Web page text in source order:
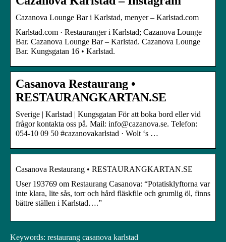
Cazanova Lounge Bar i Karlstad, menyer – Karlstad.com
Karlstad.com · Restauranger i Karlstad; Cazanova Lounge
Bar. Cazanova Lounge Bar – Karlstad. Cazanova Lounge
Bar. Kungsgatan 16 • Karlstad.
Casanova Restaurang •
RESTAURANGKARTAN.SE
Sverige | Karlstad | Kungsgatan För att boka bord eller vid
frågor kontakta oss på. Mail: info@cazanova.se. Telefon:
054-10 09 50 #cazanovakarlstad · Wolt ‘s …
Casanova Restaurang • RESTAURANGKARTAN.SE
User 193769 om Restaurang Casanova: “Potatisklyftorna var
inte klara, lite sås, torr och hård fläskfile och grumlig öl, finns
bättre ställen i Karlstad….”
Keywords: restaurang casanova karlstad